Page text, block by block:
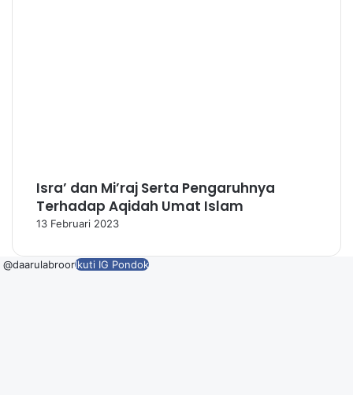
Isra’ dan Mi’raj Serta Pengaruhnya
Terhadap Aqidah Umat Islam
13 Februari 2023
@daarulabroorIkuti IG Pondok